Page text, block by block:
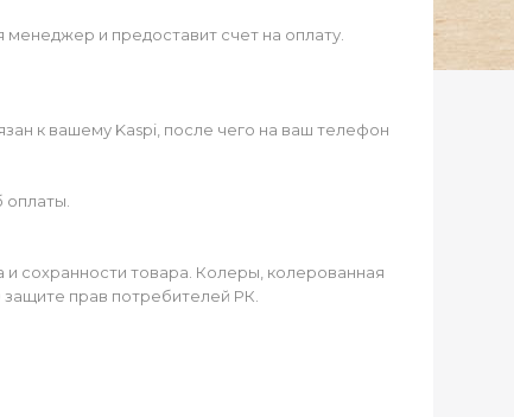
и предоставит счет на оплату.
к вашему Kaspi, после чего на ваш телефон
и сохранности товара. Колеры, колерованная
прав потребителей РК.